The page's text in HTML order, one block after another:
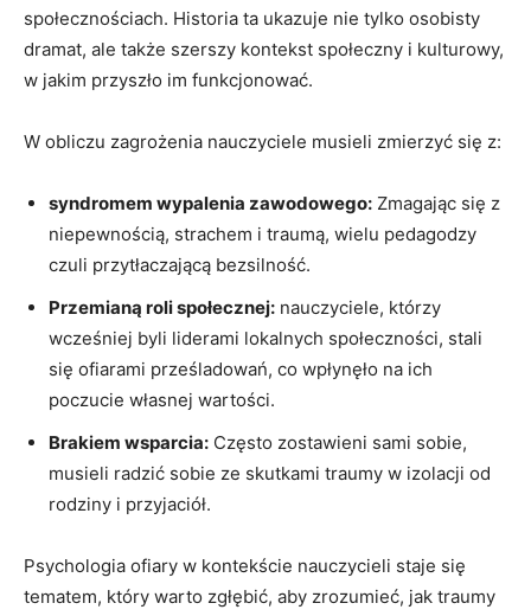
społecznościach. Historia ta ukazuje nie tylko ⁢osobisty
dramat, ale także⁢ szerszy kontekst społeczny i kulturowy,
w jakim ‍przyszło im funkcjonować.
W obliczu zagrożenia nauczyciele musieli zmierzyć się ⁣z:
syndromem wypalenia zawodowego: Zmagając się z
niepewnością, strachem i traumą, wielu pedagodzy
czuli przytłaczającą bezsilność.
Przemianą roli społecznej: ‌nauczyciele, którzy
wcześniej byli liderami lokalnych społeczności,‍ stali
się ofiarami⁢ prześladowań, co wpłynęło na ich
poczucie własnej wartości.
Brakiem wsparcia: Często zostawieni sami sobie, ​
musieli radzić sobie ze skutkami traumy w izolacji od
rodziny ​i przyjaciół.
Psychologia ofiary w kontekście nauczycieli staje się
tematem, który warto zgłębić, aby zrozumieć, jak​ traumy​